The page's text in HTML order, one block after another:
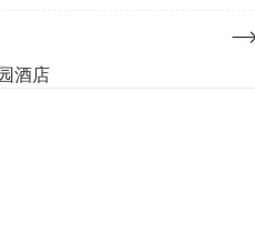
中餐厅包房，4层为多功能会议